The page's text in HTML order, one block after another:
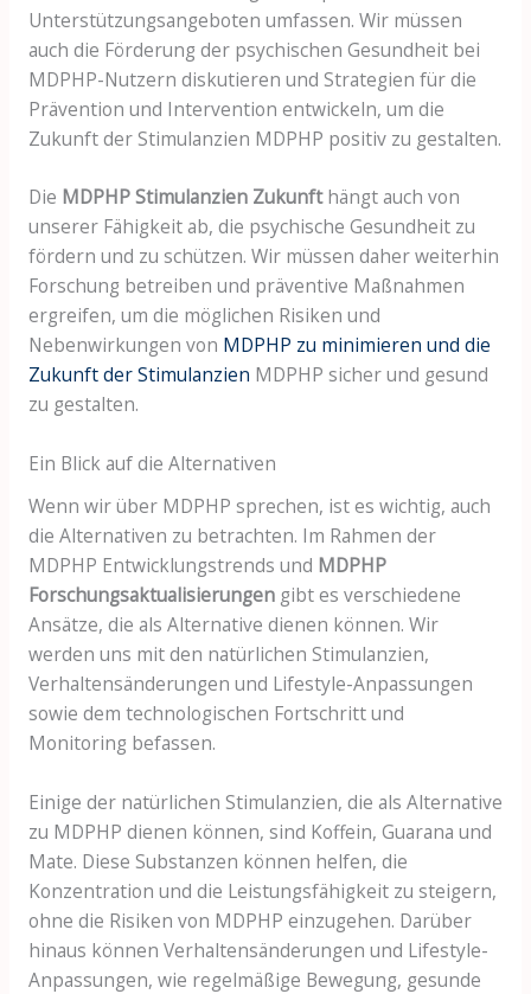
Unterstützungsangeboten umfassen. Wir müssen
auch die Förderung der psychischen Gesundheit bei
MDPHP-Nutzern diskutieren und Strategien für die
Prävention und Intervention entwickeln, um die
Zukunft der Stimulanzien MDPHP positiv zu gestalten.
Die MDPHP Stimulanzien Zukunfthängt auch von
unserer Fähigkeit ab, die psychische Gesundheit zu
fördern und zu schützen. Wir müssen daher weiterhin
Forschung betreiben und präventive Maßnahmen
ergreifen, um die möglichen Risiken und
Nebenwirkungen von MDPHP zu minimieren und die
Zukunft der Stimulanzien MDPHP sicher und gesund
zu gestalten.
Ein Blick auf die Alternativen
Wenn wir über MDPHP sprechen, ist es wichtig, auch
die Alternativen zu betrachten. Im Rahmen der
MDPHP Entwicklungstrends und MDPHP
Forschungsaktualisierungengibt es verschiedene
Ansätze, die als Alternative dienen können. Wir
werden uns mit den natürlichen Stimulanzien,
Verhaltensänderungen und Lifestyle-Anpassungen
sowie dem technologischen Fortschritt und
Monitoring befassen.
Einige der natürlichen Stimulanzien, die als Alternative
zu MDPHP dienen können, sind Koffein, Guarana und
Mate. Diese Substanzen können helfen, die
Konzentration und die Leistungsfähigkeit zu steigern,
ohne die Risiken von MDPHP einzugehen. Darüber
hinaus können Verhaltensänderungen und Lifestyle-
Anpassungen, wie regelmäßige Bewegung, gesunde